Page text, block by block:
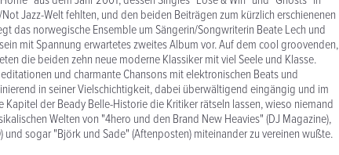
Jazz-Welt fehlten, und den beiden Beiträgen zum kürzlich erschienenen
das norwegische Ensemble um Sängerin/Songwriterin Beate Lech und
mit Spannung erwartetes zweites Album vor. Auf dem cool groovenden,
die beiden zehn neue moderne Klassiker mit viel Seele und Klasse.
und charmante Chansons mit elektronischen Beats und
in seiner Vielschichtigkeit, dabei überwältigend eingängig und im
Kapitel der Beady Belle-Historie die Kritiker rätseln lassen, wieso niemand
Welten von "4hero und den Brand New Heavies" (DJ Magazine),
und sogar "Björk und Sade" (Aftenposten) miteinander zu vereinen wußte.